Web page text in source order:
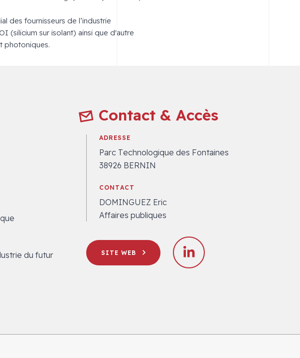
des fournisseurs de l’industrie
(silicium sur isolant) ainsi que d'autre
photoniques.
du futur
Contact & Accès
ADRESSE
Parc Technologique des Fontaines
38926 BERNIN
CONTACT
DOMINGUEZ Eric
Affaires publiques
SITE WEB